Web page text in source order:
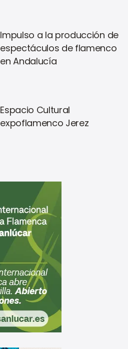
Impulso a la producción de
espectáculos de flamenco
en Andalucía
Espacio Cultural
expoflamenco Jerez